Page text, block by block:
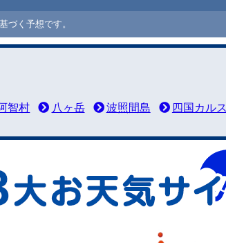
づく予想です。
智村 八ヶ岳 波照間島 四国カル